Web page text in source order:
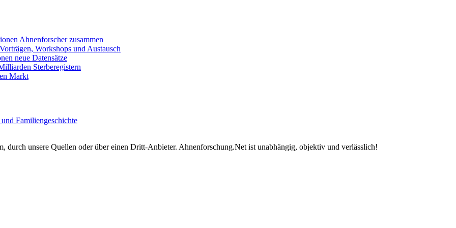
Ahnenforscher zusammen
Workshops und Austausch
neue Datensätze
Sterberegistern
Markt
Familiengeschichte
unsere Quellen oder über einen Dritt-Anbieter. Ahnenforschung.Net ist unabhängig, objektiv und verlässlich!